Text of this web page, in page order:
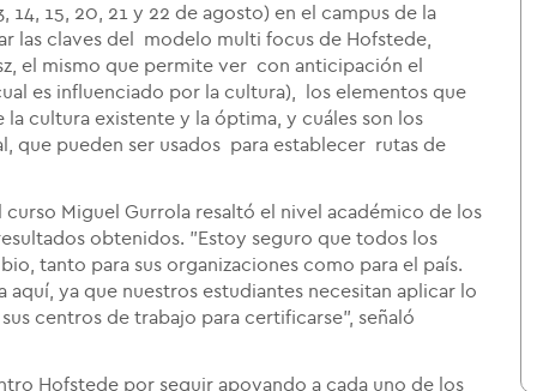
14, 15, 20, 21 y 22 de agosto) en el campus de la
las claves del modelo multi focus de Hofstede,
el mismo que permite ver con anticipación el
es influenciado por la cultura), los elementos que
cultura existente y la óptima, y cuáles son los
que pueden ser usados para establecer rutas de
Miguel Gurrola resaltó el nivel académico de los
obtenidos. "Estoy seguro que todos los
tanto para sus organizaciones como para el país.
ya que nuestros estudiantes necesitan aplicar lo
centros de trabajo para certificarse", señaló
Hofstede por seguir apoyando a cada uno de los